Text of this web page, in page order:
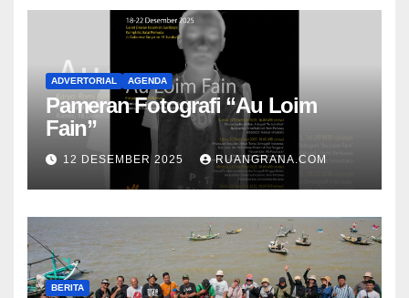
ADVERTORIAL AGENDA
Pameran Fotografi “Au Loim
Fain”
12 DESEMBER 2025 RUANGRANA.COM
BERITA